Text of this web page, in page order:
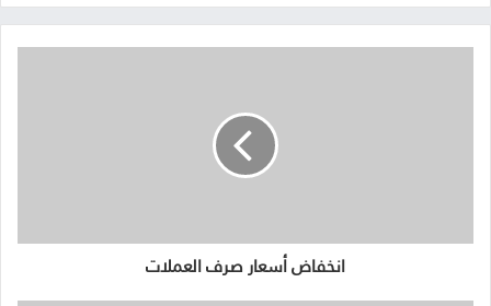
انخفاض أسعار صرف العملات